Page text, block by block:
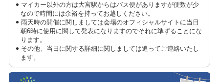
マイカー以外の方は大宮駅からはバス便がありますが便数が少
なので時間には余裕を持ってお越しください。
雨天時の開催に関しましては会場のオフィシャルサイトに当日
朝6時に使用に関して発表になりますのでそれに準ずることにな
ります。
その他、当日に関する詳細に関しましては追ってご連絡いたし
ます。